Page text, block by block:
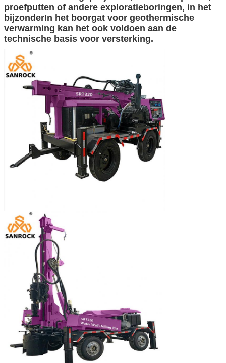
proefputten of andere exploratieboringen, in het
bijzonderIn het boorgat voor geothermische
verwarming kan het ook voldoen aan de
technische basis voor versterking.